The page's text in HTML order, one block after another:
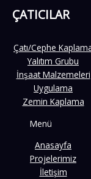
ÇATICILAR
Çatı/Cephe
Yalıtım Grubu
İnşaat Malzemeleri
Uygulama
Zemin Kaplama
Menü
Anasayfa
Projelerimiz
İletişim